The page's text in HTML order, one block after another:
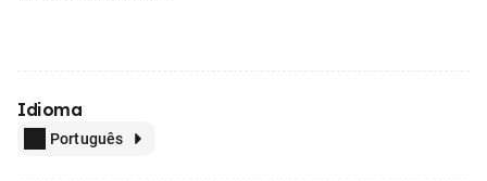
Idioma
Português